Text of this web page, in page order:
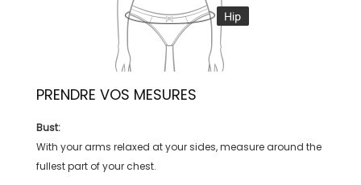
PRENDRE VOS MESURES
Bust:
With your arms relaxed at your sides, measure around the
fullest part of your chest.